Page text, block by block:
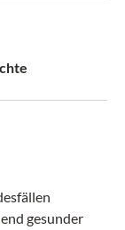
gesunder